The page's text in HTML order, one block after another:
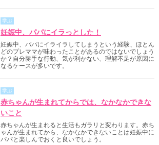
学ぶ
妊娠中、パパにイラっとした！
妊娠中、パパにイライラしてしまうという経験、ほとん
どのプレママが味わったことがあるのではないでしょう
か？自分勝手な行動、気が利かない、理解不足が原因に
なるケースが多いです。
学ぶ
赤ちゃんが生まれてからでは、なかなかできな
いこと
赤ちゃんが生まれると生活もガラリと変わります。赤ち
ゃんが生まれてから、なかなかできないことは妊娠中に
パパと楽しんでおくと良いでしょう。